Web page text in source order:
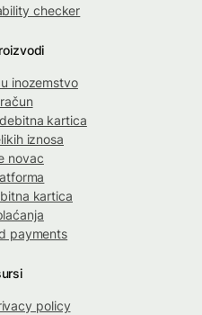
checker
inozemstvo
kartica
iznosa
novac
kartica
payments
policy